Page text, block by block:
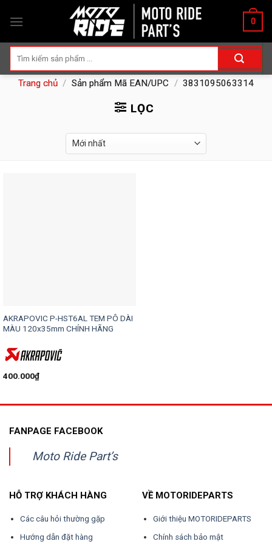
0
kiếm:
Trang chủ / Sản phẩm Mã EAN/UPC / 3831095063314
LỌC
AKRAPOVIC P-HST6AL TEM PÔ DÀI
MÀU 120x35mm CHÍNH HÃNG
400.000₫
FANPAGE FACEBOOK
Moto Ride Part’s
HỖ TRỢ KHÁCH HÀNG
Các câu hỏi thường gặp
Hướng dẫn đặt hàng
VỀ MOTORIDEPARTS
Giới thiệu MOTORIDEPARTS
Chính sách bảo mật